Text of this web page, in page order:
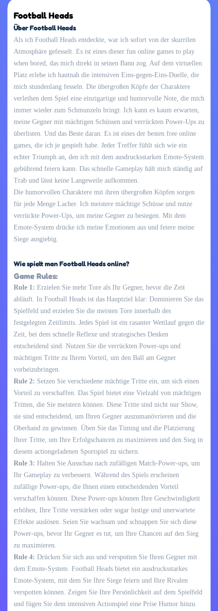
Football Heads
Über Football Heads
Als ich Football Heads entdeckte, war ich sofort von der skurrilen
Atmosphäre gefesselt. Es ist eines dieser fun online games to play
when bored, das mich direkt in seinen Bann zog. Auf dem virtuellen
Platz erlebe ich hautnah die intensiven Eins-gegen-Eins-Duelle, die
mich stundenlang fesseln. Die übergroßen Köpfe der Charaktere
verleihen dem Spiel eine einzigartige und humorvolle Note, die mich
immer wieder zum Schmunzeln bringt. Ich kann es kaum erwarten,
meine Gegner mit mächtigen Schüssen und verrückten Power-Ups zu
überlisten. Und das Beste daran: Es ist eines der besten free online
games, die ich je gespielt habe. Jeder Treffer fühlt sich wie ein
echter Triumph an, den ich mit dem ausdrucksstarken Emote-System
gebührend feiern kann. Das schnelle Gameplay hält mich ständig auf
Trab und lässt keine Langeweile aufkommen.
Die humorvollen Charaktere mit ihren übergroßen Köpfen sorgen
für jede Menge Lacher. Ich meistere mächtige Schüsse und nutze
verrückte Power-Ups, um meine Gegner zu besiegen. Mit dem
Emote-System drücke ich meine Emotionen aus und feiere meine
Siege ausgiebig.
Wie spielt man Football Heads online?
Game Rules:
Rule 1: Erzielen Sie mehr Tore als Ihr Gegner, bevor die Zeit
abläuft. In Football Heads ist das Hauptziel klar: Dominieren Sie das
Spielfeld und erzielen Sie die meisten Tore innerhalb des
festgelegten Zeitlimits. Jedes Spiel ist ein rasanter Wettlauf gegen die
Zeit, bei dem schnelle Reflexe und strategisches Denken
entscheidend sind. Nutzen Sie die verrückten Power-ups und
mächtigen Tritte zu Ihrem Vorteil, um den Ball am Gegner
vorbeizubringen.
Rule 2: Setzen Sie verschiedene mächtige Tritte ein, um sich einen
Vorteil zu verschaffen. Das Spiel bietet eine Vielzahl von mächtigen
Tritten, die Sie meistern können. Diese Tritte sind nicht nur Show,
sie sind entscheidend, um Ihren Gegner auszumanövrieren und die
Oberhand zu gewinnen. Üben Sie das Timing und die Platzierung
Ihrer Tritte, um Ihre Erfolgschancen zu maximieren und den Sieg in
diesem actiongeladenen Sportspiel zu sichern.
Rule 3: Halten Sie Ausschau nach zufälligen Match-Power-ups, um
Ihr Gameplay zu verbessern. Während des Spiels erscheinen
zufällige Power-ups, die Ihnen einen entscheidenden Vorteil
verschaffen können. Diese Power-ups können Ihre Geschwindigkeit
erhöhen, Ihre Tritte verstärken oder sogar lustige und unerwartete
Effekte auslösen. Seien Sie wachsam und schnappen Sie sich diese
Power-ups, bevor Ihr Gegner es tut, um Ihre Chancen auf den Sieg
zu maximieren.
Rule 4: Drücken Sie sich aus und verspotten Sie Ihren Gegner mit
dem Emote-System. Football Heads bietet ein ausdrucksstarkes
Emote-System, mit dem Sie Ihre Siege feiern und Ihre Rivalen
verspotten können. Zeigen Sie Ihre Persönlichkeit auf dem Spielfeld
und fügen Sie dem intensiven Actionspiel eine Prise Humor hinzu.